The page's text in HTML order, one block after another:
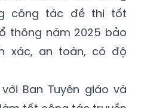
các bước, các công
công tác đề thi tốt
thông năm 2025 bảo
xác, an toàn, có độ